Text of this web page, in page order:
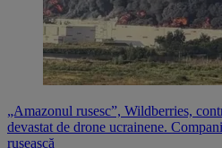
„Amazonul rusesc”, Wildberries,
devastat de drone ucrainene.
rusească